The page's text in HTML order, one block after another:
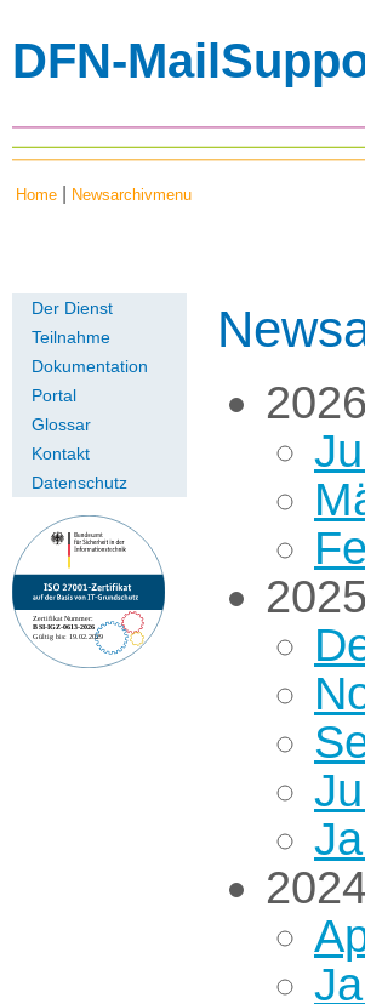
DFN-
Home Newsarchivmenu
Der Dienst
Teilnahme
Dokumentation
Portal
Glossar
Kontakt
Datenschutz
2026
2025
2024